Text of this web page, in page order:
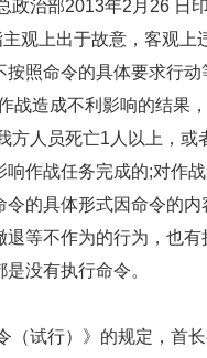
治部2013年2月26 日
观上出于故意，客观
照命令的具体要求行
战造成不利影响的结果
方人员死亡1人以上，
作战任务完成的;对作
的具体形式因命令的
等不作为的行为，也
没有执行命令。
试行）》的规定，首